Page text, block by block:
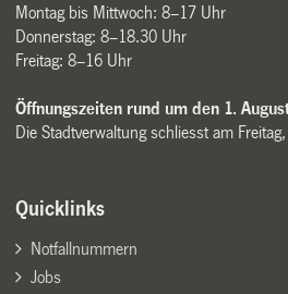
Montag bis Mittwoch: 8–17 Uhr
Donnerstag: 8–18.30 Uhr
Freitag: 8–16 Uhr
Öffnungszeiten rund um den 1.
Die Stadtverwaltung schliesst am
Quicklinks
Notfallnummern
Jobs